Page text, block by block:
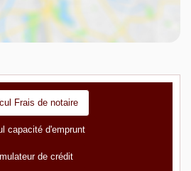
Frais de notaire
capacité d'emprunt
de crédit